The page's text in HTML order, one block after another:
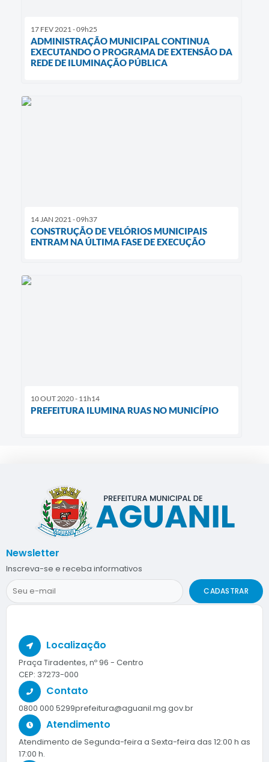
17 FEV 2021 - 09h25
ADMINISTRAÇÃO MUNICIPAL CONTINUA
EXECUTANDO O PROGRAMA DE EXTENSÃO DA
REDE DE ILUMINAÇÃO PÚBLICA
14 JAN 2021 - 09h37
CONSTRUÇÃO DE VELÓRIOS MUNICIPAIS
ENTRAM NA ÚLTIMA FASE DE EXECUÇÃO
10 OUT 2020 - 11h14
PREFEITURA ILUMINA RUAS NO MUNICÍPIO
Localização
Praça Tiradentes, nº 96 - Centro
CEP: 37273-000
Contato
0800 000 5299prefeitura@aguanil.mg.gov.br
Atendimento
Atendimento de Segunda-feira a Sexta-feira das 12:00 h as
17:00 h.
Newsletter
Inscreva-se e receba informativos
CADASTRAR